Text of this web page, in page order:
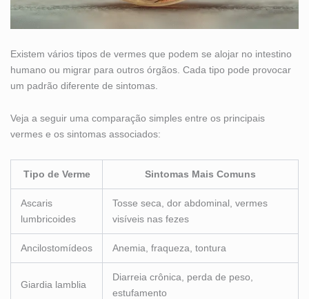
Existem vários tipos de vermes que podem se alojar no intestino
humano ou migrar para outros órgãos. Cada tipo pode provocar
um padrão diferente de sintomas.
Veja a seguir uma comparação simples entre os principais
vermes e os sintomas associados:
Tipo de Verme Sintomas Mais Comuns
Ascaris
lumbricoides
Tosse seca, dor abdominal, vermes
visíveis nas fezes
Ancilostomídeos Anemia, fraqueza, tontura
Giardia lamblia
Diarreia crônica, perda de peso,
estufamento